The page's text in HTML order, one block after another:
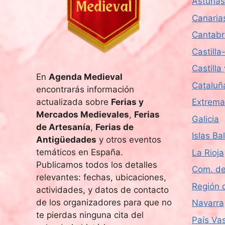
En Agenda Medieval
encontrarás información
actualizada sobre Ferias y
Mercados Medievales, Ferias
de Artesanía, Ferias de
Antigüedades y otros eventos
temáticos en España.
Publicamos todos los detalles
relevantes: fechas, ubicaciones,
actividades, y datos de contacto
de los organizadores para que no
te pierdas ninguna cita del
Castilla
Galicia
Islas
La Rioja
Com.
Región
Navarra
País